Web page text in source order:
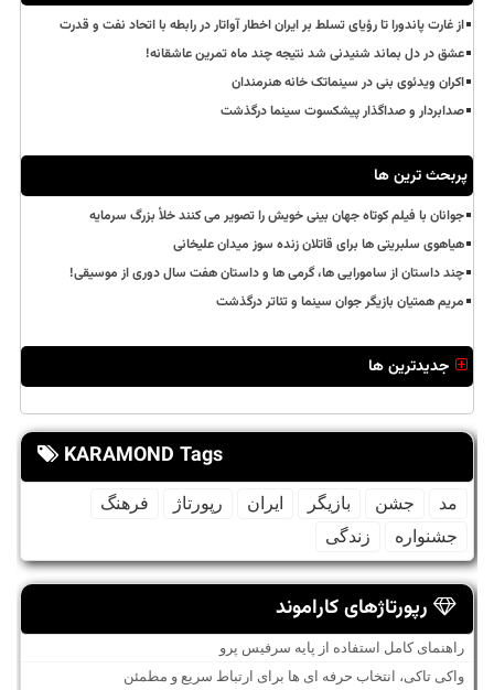
از غارت پاندورا تا رؤیای تسلط بر ایران اخطار آواتار در رابطه با اتحاد نفت و قدرت
عشق در دل بماند شنیدنی شد نتیجه چند ماه تمرین عاشقانه!
اکران ویدئوی بنی در سینماتک خانه هنرمندان
صدابردار و صداگذار پیشکسوت سینما درگذشت
پربحث ترین ها
جوانان با فیلم کوتاه جهان بینی خویش را تصویر می کنند خلأ بزرگ سرمایه
هیاهوی سلبریتی ها برای قاتلان زنده سوز میدان علیخانی
چند داستان از سامورایی ها، گرمی ها و داستان هفت سال دوری از موسیقی!
مریم همتیان بازیگر جوان سینما و تئاتر درگذشت
جدیدترین ها
KARAMOND Tags
مد جشن بازیگر ایران رپورتاژ
فرهنگ
جشنواره
زندگی
رپورتاژهای کاراموند
راهنمای کامل استفاده از پایه سرفیس پرو
واکی تاکی، انتخاب حرفه ای ها برای ارتباط سریع و مطمئن